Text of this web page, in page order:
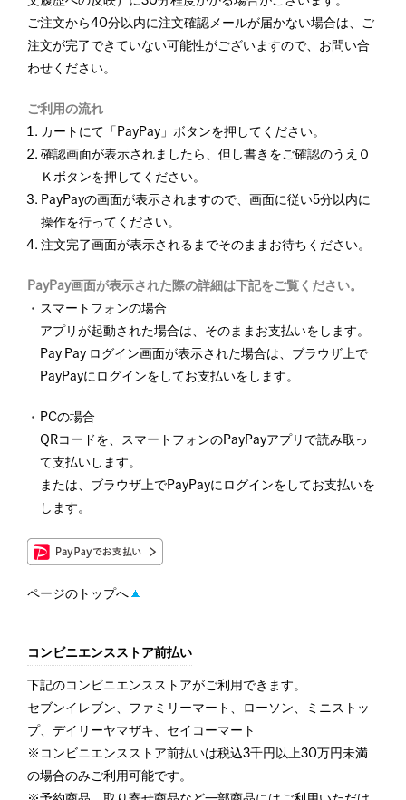
ご注文から40分以内に注文確認メールが届かない場合は、ご
注文が完了できていない可能性がございますので、お問い合
わせください。
ご利用の流れ
カートにて「PayPay」ボタンを押してください。
確認画面が表示されましたら、但し書きをご確認のうえＯ
Ｋボタンを押してください。
PayPayの画面が表示されますので、画面に従い5分以内に
操作を行ってください。
注文完了画面が表示されるまでそのままお待ちください。
PayPay画面が表示された際の詳細は下記をご覧ください。
スマートフォンの場合
アプリが起動された場合は、そのままお支払いをします。
Pay Pay ログイン画面が表示された場合は、ブラウザ上で
PayPayにログインをしてお支払いをします。
PCの場合
QRコードを、スマートフォンのPayPayアプリで読み取っ
て支払いします。
または、ブラウザ上でPayPayにログインをしてお支払いを
します。
ページのトップへ
コンビニエンスストア前払い
下記のコンビニエンスストアがご利用できます。
セブンイレブン、ファミリーマート、ローソン、ミニストッ
プ、デイリーヤマザキ、セイコーマート
※コンビニエンスストア前払いは税込3千円以上30万円未満
の場合のみご利用可能です。